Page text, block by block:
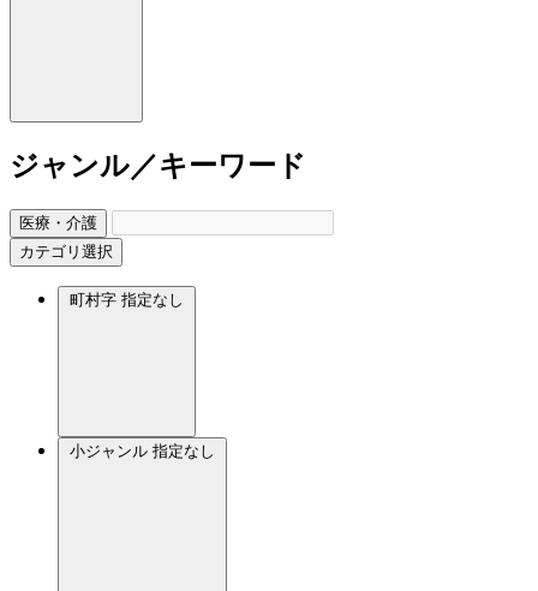
ジャンル／キーワード
医療・介護
カテゴリ選択
町村字 指定なし
小ジャンル 指定なし